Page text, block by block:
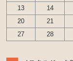
13
14
20
21
27
28